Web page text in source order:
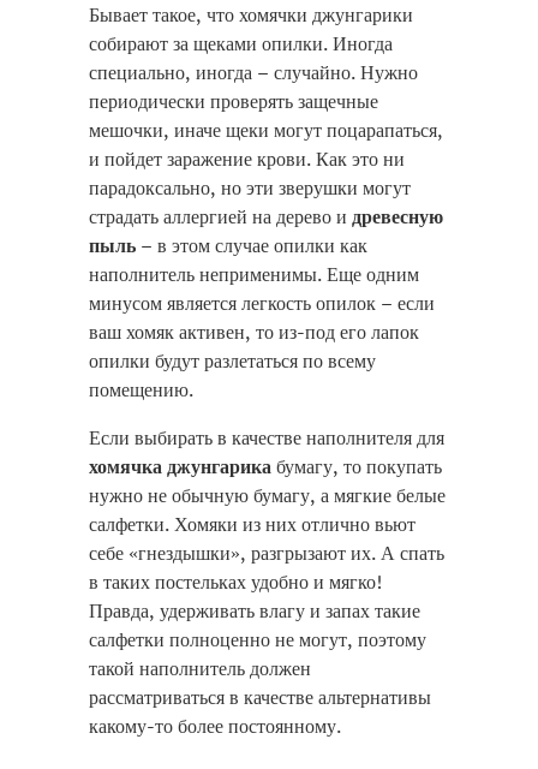
Бывает такое, что хомячки джунгарики
собирают за щеками опилки. Иногда
специально, иногда – случайно. Нужно
периодически проверять защечные
мешочки, иначе щеки могут поцарапаться,
и пойдет заражение крови. Как это ни
парадоксально, но эти зверушки могут
страдать аллергией на дерево и древесную
пыль – в этом случае опилки как
наполнитель неприменимы. Еще одним
минусом является легкость опилок – если
ваш хомяк активен, то из-под его лапок
опилки будут разлетаться по всему
помещению.
Если выбирать в качестве наполнителя для
хомячка джунгарикабумагу, то покупать
нужно не обычную бумагу, а мягкие белые
салфетки. Хомяки из них отлично вьют
себе «гнездышки», разгрызают их. А спать
в таких постельках удобно и мягко!
Правда, удерживать влагу и запах такие
салфетки полноценно не могут, поэтому
такой наполнитель должен
рассматриваться в качестве альтернативы
какому-то более постоянному.